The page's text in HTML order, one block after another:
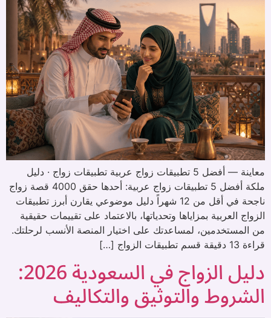
معاينة — أفضل 5 تطبيقات زواج عربية تطبيقات زواج · دليل
ملكة أفضل 5 تطبيقات زواج عربية: أحدها حقق 4000 قصة زواج
ناجحة في أقل من 12 شهراً دليل موضوعي يقارن أبرز تطبيقات
الزواج العربية بمزاياها وتحدياتها، بالاعتماد على تقييمات حقيقية
من المستخدمين، لمساعدتك على اختيار المنصة الأنسب لرحلتك.
قراءة 13 دقيقة قسم تطبيقات الزواج […]
دليل الزواج في السعودية 2026:
الشروط والتوثيق والتكاليف